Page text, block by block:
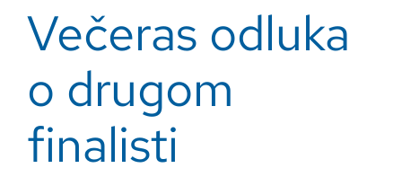
Večeras odluka
o drugom
finalisti